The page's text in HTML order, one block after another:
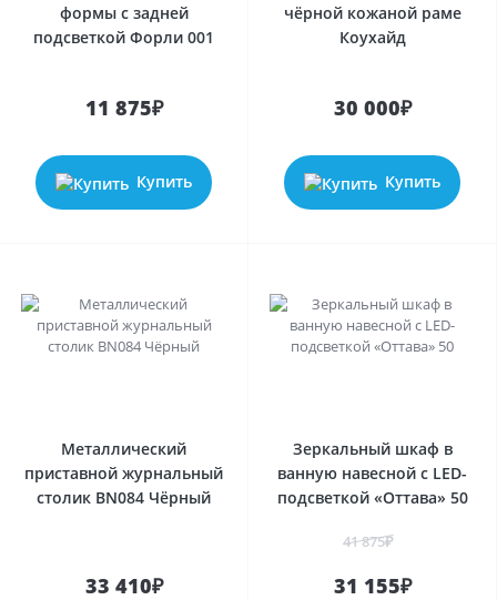
формы с задней
подсветкой Форли 001
11 875₽
Купить
чёрной кожаной раме
Коухайд
30 000₽
Купить
Металлический
приставной журнальный
столик BN084 Чёрный
33 410₽
Зеркальный шкаф в
ванную навесной с LED-
подсветкой «Оттава» 50
41 875₽
31 155₽